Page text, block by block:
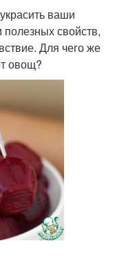
ваши
свойств,
Для чего же
овощ?